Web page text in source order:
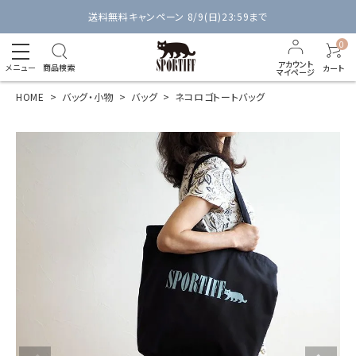
送料無料キャンペーン 8/9(日)23:59まで
メニュー 商品検索 アカウント
マイページ
0
カート
HOME バッグ・小物 バッグ ネコロゴトートバッグ